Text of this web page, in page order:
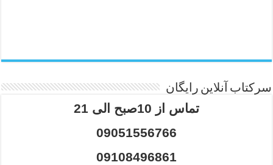
سرکتاب آنلاین رایگان
تماس از 10صبح الی 21
09051556766
09108496861